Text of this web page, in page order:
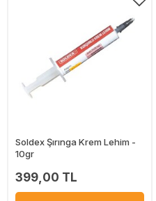
Soldex Şırınga Krem Lehim -
10gr
399,00 TL